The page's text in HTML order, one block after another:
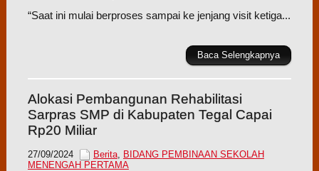
“Saat ini mulai berproses sampai ke jenjang visit ketiga...
Baca Selengkapnya
Alokasi Pembangunan Rehabilitasi
Sarpras SMP di Kabupaten Tegal Capai
Rp20 Miliar
27/09/2024 Berita,
BIDANG PEMBINAAN SEKOLAH
MENENGAH PERTAMA